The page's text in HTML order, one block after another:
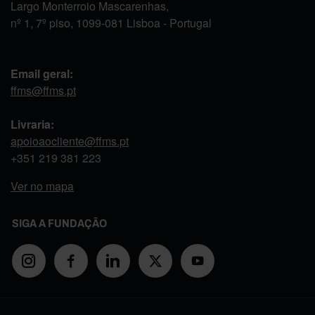
Largo Monterroio Mascarenhas,
nº 1, 7º piso, 1099-081 Lisboa - Portugal
Email geral:
ffms@ffms.pt
Livraria:
apoioaocliente@ffms.pt
+351 219 381 223
Ver no mapa
SIGA A FUNDAÇÃO